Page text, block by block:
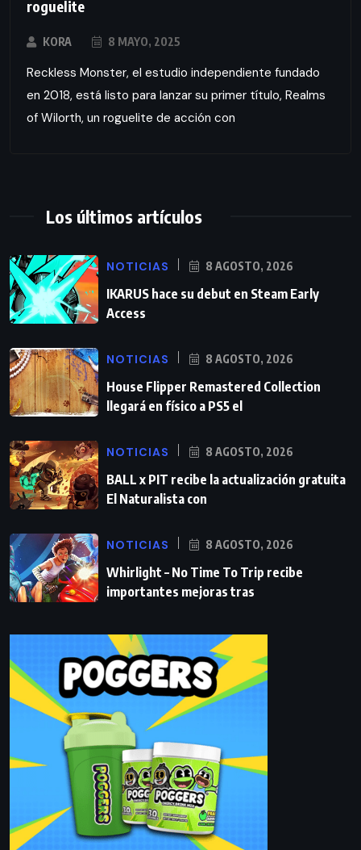
roguelite
KORA 8 MAYO, 2025
Reckless Monster, el estudio independiente fundado
en 2018, está listo para lanzar su primer título, Realms
of Wilorth, un roguelite de acción con
Los últimos artículos
NOTICIAS 8 AGOSTO, 2026
IKARUS hace su debut en Steam Early
Access
NOTICIAS 8 AGOSTO, 2026
House Flipper Remastered Collection
llegará en físico a PS5 el
NOTICIAS 8 AGOSTO, 2026
BALL x PIT recibe la actualización gratuita
El Naturalista con
NOTICIAS 8 AGOSTO, 2026
Whirlight – No Time To Trip recibe
importantes mejoras tras